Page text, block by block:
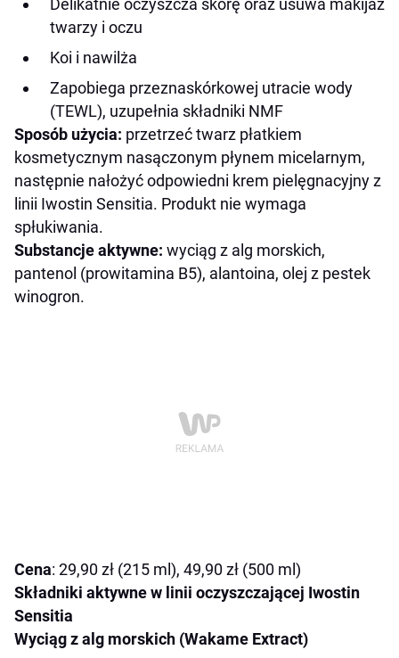
Delikatnie oczyszcza skórę oraz usuwa makijaż
twarzy i oczu
Koi i nawilża
Zapobiega przeznaskórkowej utracie wody
(TEWL), uzupełnia składniki NMF
Sposób użycia: przetrzeć twarz płatkiem
kosmetycznym nasączonym płynem micelarnym,
następnie nałożyć odpowiedni krem pielęgnacyjny z
linii Iwostin Sensitia. Produkt nie wymaga
spłukiwania.
Substancje aktywne: wyciąg z alg morskich,
pantenol (prowitamina B5), alantoina, olej z pestek
winogron.
Cena: 29,90 zł (215 ml), 49,90 zł (500 ml)
Składniki aktywne w linii oczyszczającej Iwostin
Sensitia
Wyciąg z alg morskich (Wakame Extract)